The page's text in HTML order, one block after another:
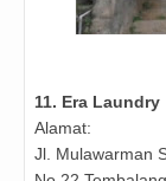
11. Era Laundry
Alamat:
Jl. Mulawarman